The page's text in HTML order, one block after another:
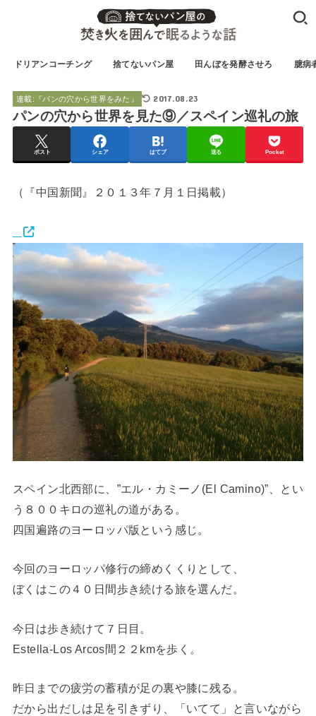
ドリアンコーチング 捨てないパン屋 田んぼを発酵させろ 臆病
連載:『パンの穴から世界をみた』 2017.08.23
パンの穴から世界を見た⑨／スペイン巡礼の旅
ポスト シェア はてブ 送る Pocket
（『中国新聞』２０１３年７月１日掲載）
スペイン北西部に、”エル・カミーノ(El Camino)”、とい
う８００キロの巡礼の道がある。
四国遍路のヨーロッパ版という感じ。
今回のヨーロッパ修行の締めくくりとして、
ぼくはこの４０日間歩き続ける旅を選んだ。
今日は歩き続けて７日目。
Estella-Los Arcos間２２kmを歩く。
昨日までの疲労の蓄積が足の裏や膝に残る。
だから出だしは足を引きずり、「いてて」と言いながら